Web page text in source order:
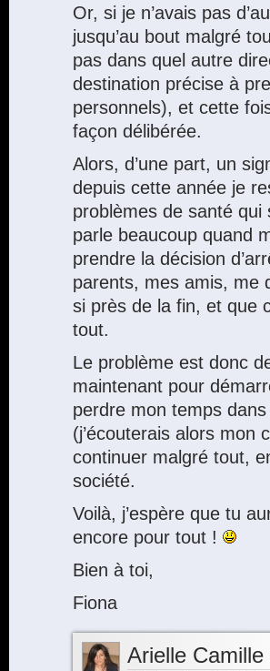
Or, si je n’avais pas
jusqu’au bout malgré
pas dans quel autre
destination précise à
personnels), et cette
façon délibérée.
Alors, d’une part, un
depuis cette année je
problèmes de santé
parle beaucoup quand
prendre la décision
parents, mes amis, me
si près de la fin, et que
tout.
Le problème est donc
maintenant pour
perdre mon temps
(j’écouterais alors
continuer malgré tout,
société.
Voilà, j’espère que tu
encore pour tout !
Bien à toi,
Fiona
Arielle Camille